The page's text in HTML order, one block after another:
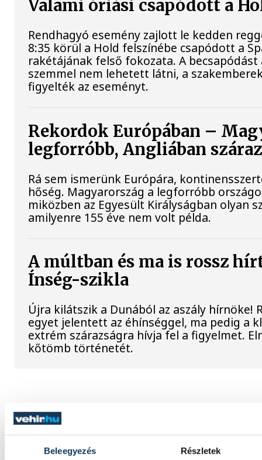
Beleegyezés Részletek
Valami óriási csapódott a
Rendhagyó esemény zajlott le kedden
8:35 körül a Hold felszínébe csapódott a
rakétájának felső fokozata. A becsapódást
szemmel nem lehetett látni, a
figyelték az eseményt.
Rekordok Európában –
legforróbb, Angliában
Rá sem ismerünk Európára,
hőség. Magyarország a legforróbb
miközben az Egyesült Királyságban olyan
amilyenre 155 éve nem volt példa.
A múltban és ma is rossz
Ínség-szikla
Újra kilátszik a Dunából az aszály hírnöke!
egyet jelentett az éhínséggel, ma pedig a
extrém szárazságra hívja fel a figyelmet.
kőtömb történetét.
SPORT